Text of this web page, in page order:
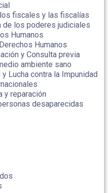
fiscales y las fiscalías
de los poderes judiciales
Humanos
Humanos
y Consulta previa
ambiente sano
Lucha contra la Impunidad
y reparación
desaparecidas